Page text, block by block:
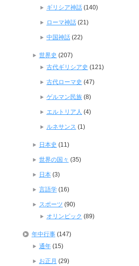
ギリシア神話(140)
ローマ神話(21)
中国神話(22)
世界史 (207)
古代ギリシア史 (121)
古代ローマ史 (47)
ゲルマン民族(8)
エルトリア人 (4)
ルネサンス (1)
日本史 (11)
世界の国々 (35)
日本(3)
言語学(16)
スポーツ (90)
オリンピック (89)
年中行事(147)
通年(15)
お正月 (29)